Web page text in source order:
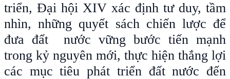
triển, Đại hội XIV xác định tư duy, tầm
nhìn, những quyết sách chiến lược để
đưa đất nước vững bước tiến mạnh
trong kỷ nguyên mới, thực hiện thắng lợi
các mục tiêu phát triển đất nước đến